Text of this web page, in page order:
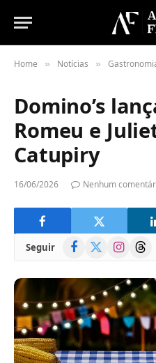
Home » Notícias »
Domino’s
Romeu e
Catupiry
16/06/2026 Nenhum
Seguir Facebook
(Twitter)
Instagram